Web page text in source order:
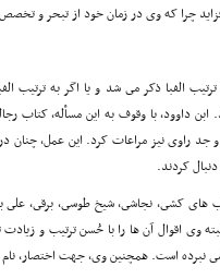
چرا که وى در زمان خود از تبحر و
الفبا ذکر مى شد و یا اگر به ترتیب
داوود، با وقوف به این مسأله، کتاب
جد راوى نیز مراعات کرد. این عمل، چنان
کردند.
کشى، نجاشى، شیخ طوسى، برقى، على
وى اقوال آن ها را با حُسن ترتیب و
نبرده است. همچنین وى، جهت اختصار،